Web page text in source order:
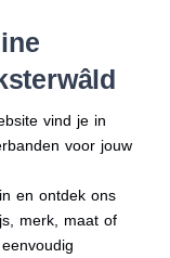
vind je in
voor jouw
in en ontdek ons
merk, maat of